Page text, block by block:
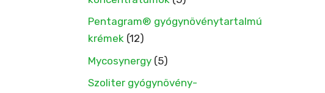
Pentagram® gyógynövénytartalmú
krémek (12)
Mycosynergy (5)
Szoliter gyógynövény-